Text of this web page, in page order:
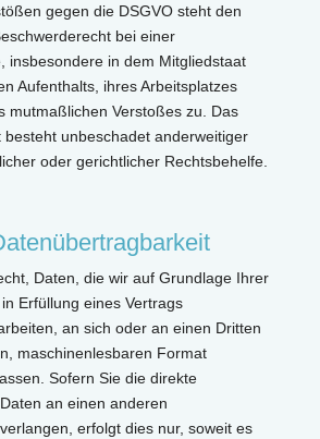
gegen die DSGVO steht den
bei einer
insbesondere in dem Mitgliedstaat
Aufenthalts, ihres Arbeitsplatzes
mutmaßlichen Verstoßes zu. Das
besteht unbeschadet anderweitiger
oder gerichtlicher Rechtsbehelfe.
Daten, die wir auf Grundlage Ihrer
Erfüllung eines Vertrags
an sich oder an einen Dritten
maschinenlesbaren Format
Sofern Sie die direkte
an einen anderen
erfolgt dies nur, soweit es